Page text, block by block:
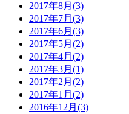
2017年8月(3)
2017年7月(3)
2017年6月(3)
2017年5月(2)
2017年4月(2)
2017年3月(1)
2017年2月(2)
2017年1月(2)
2016年12月(3)